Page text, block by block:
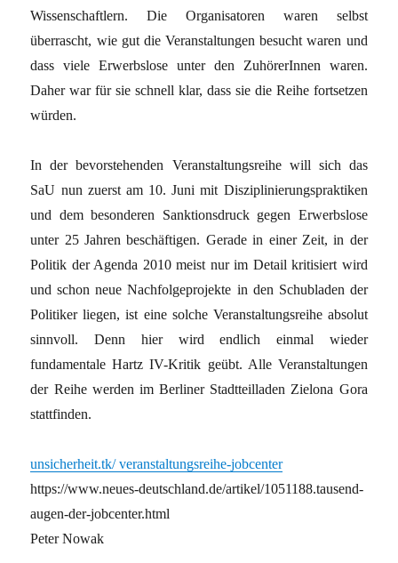
Wissenschaftlern. Die Organisatoren waren selbst
überrascht, wie gut die Veranstaltungen besucht waren und
dass viele Erwerbslose unter den ZuhörerInnen waren.
Daher war für sie schnell klar, dass sie die Reihe fortsetzen
würden.
In der bevorstehenden Veranstaltungsreihe will sich das
SaU nun zuerst am 10. Juni mit Disziplinierungspraktiken
und dem besonderen Sanktionsdruck gegen Erwerbslose
unter 25 Jahren beschäftigen. Gerade in einer Zeit, in der
Politik der Agenda 2010 meist nur im Detail kritisiert wird
und schon neue Nachfolgeprojekte in den Schubladen der
Politiker liegen, ist eine solche Veranstaltungsreihe absolut
sinnvoll. Denn hier wird endlich einmal wieder
fundamentale Hartz IV-Kritik geübt. Alle Veranstaltungen
der Reihe werden im Berliner Stadtteilladen Zielona Gora
stattfinden.
unsicherheit.tk/ veranstaltungsreihe-jobcenter
https://www.neues-deutschland.de/artikel/1051188.tausend-
augen-der-jobcenter.html
Peter Nowak